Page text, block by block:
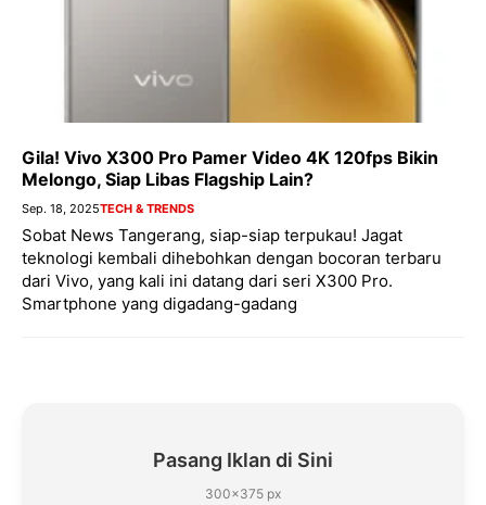
Gila! Vivo X300 Pro Pamer Video 4K 120fps Bikin
Melongo, Siap Libas Flagship Lain?
Sep. 18, 2025TECH & TRENDS
Sobat News Tangerang, siap-siap terpukau! Jagat
teknologi kembali dihebohkan dengan bocoran terbaru
dari Vivo, yang kali ini datang dari seri X300 Pro.
Smartphone yang digadang-gadang
Pasang Iklan di Sini
300×375 px